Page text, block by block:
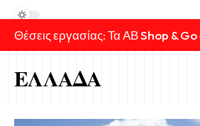
Θέσεις εργασίας: Τα ΑΒ Shop &
ΕΛΛΑΔΑ